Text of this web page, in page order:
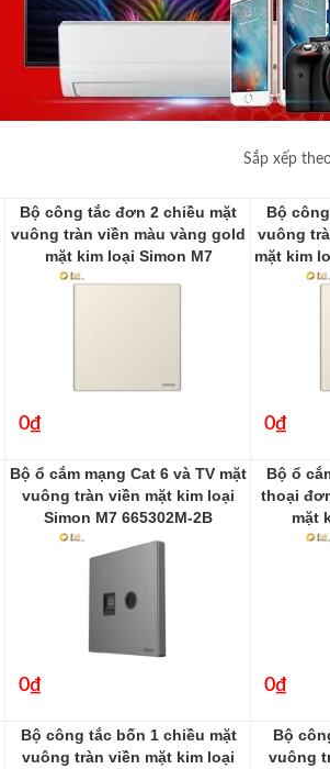
Sắp xếp
Bộ công tắc đơn 2 chiều mặt
vuông tràn viền màu vàng gold
mặt kim loại Simon M7
661012M-2C
0₫
Bộ
vuông
mặt kim
0₫
Bộ ổ cắm mạng Cat 6 và TV mặt
vuông tràn viền mặt kim loại
Simon M7 665302M-2B
665302M-2B
0₫
Bộ ổ
thoại
mặt
0₫
Bộ công tắc bốn 1 chiều mặt
vuông tràn viền mặt kim loại
Bộ
vuông